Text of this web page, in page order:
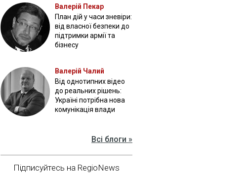
Валерій Пекар
План дій у часи зневіри:
від власної безпеки до
підтримки армії та
бізнесу
Валерій Чалий
Від однотипних відео
до реальних рішень:
Україні потрібна нова
комунікація влади
Всі блоги »
Підписуйтесь на RegioNews